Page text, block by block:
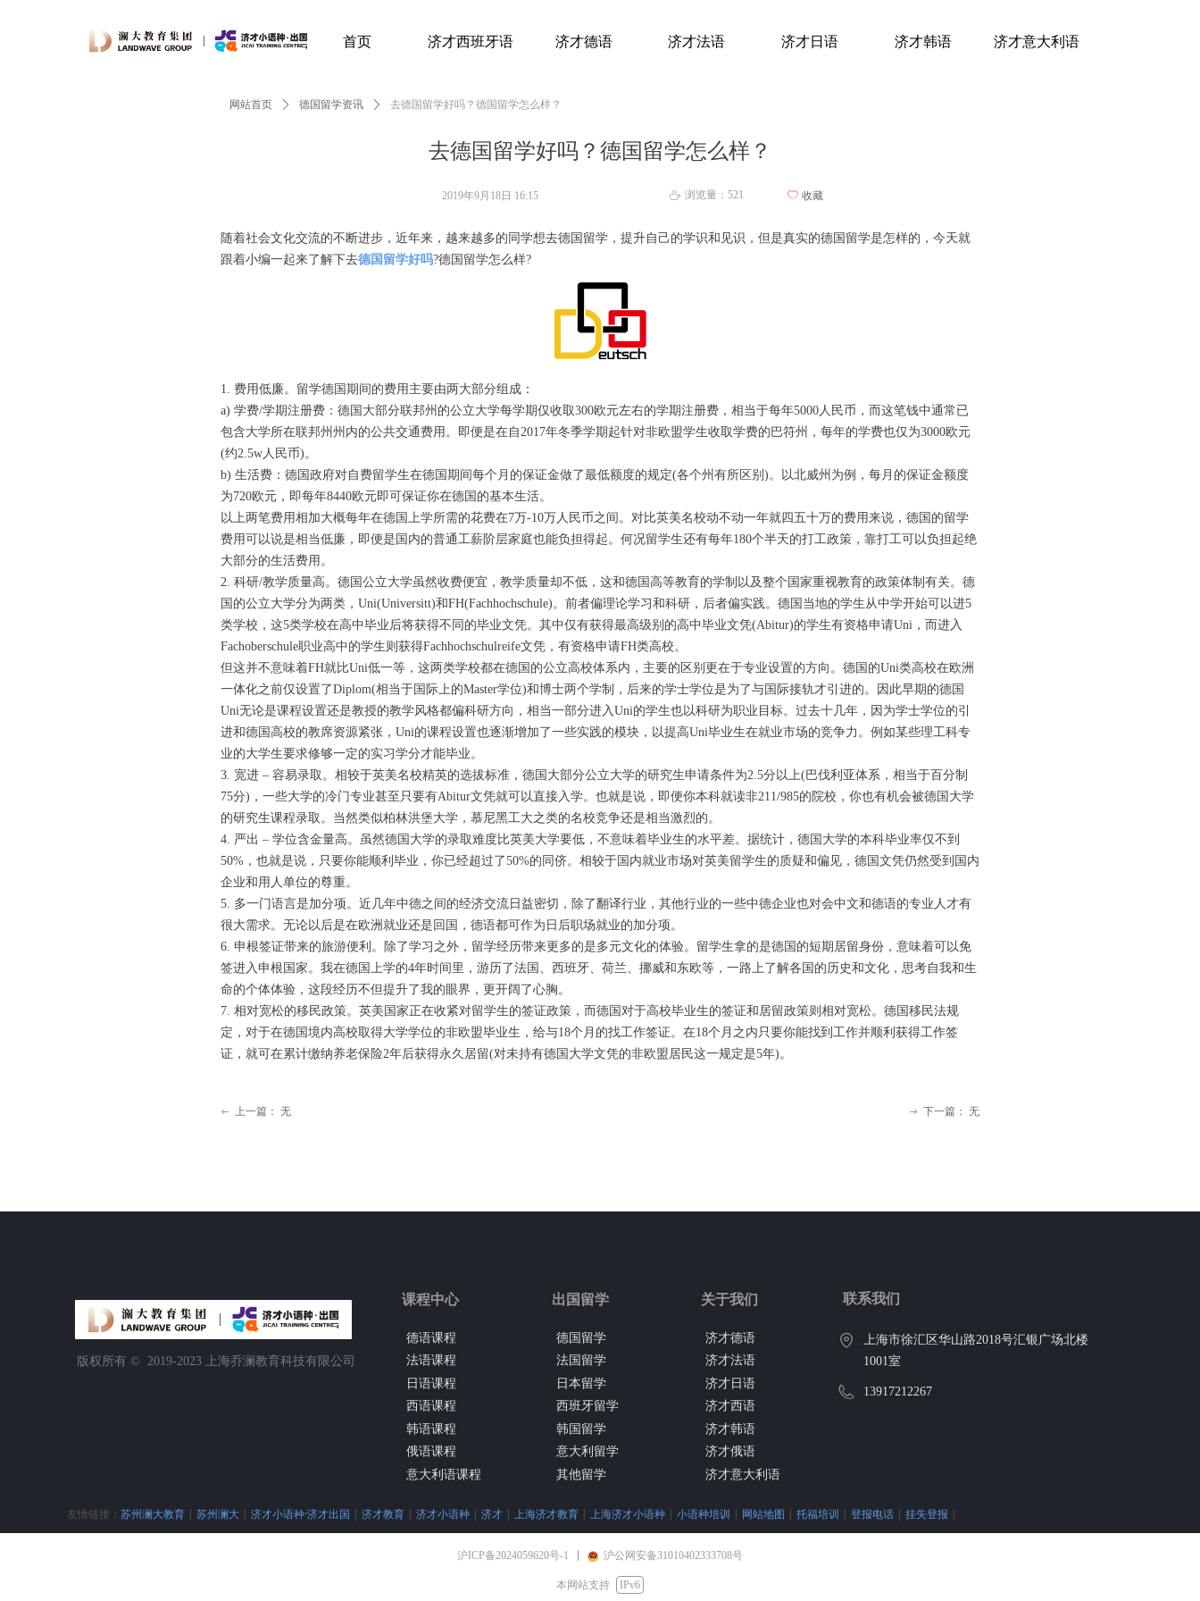
首页 济才西班牙语 济才德语 济才法语 济才日语 济才韩语 济才意大利语
去德国留学好吗？德国留学怎么样？
网站首页 ꄲ 德国留学资讯 ꄲ 去德国留学好吗？德国留学怎么样？
随着社会文化交流的不断进步，近年来，越来越多的同学想去德国留学，提升自己的学识和见识，但是真实的德国留学是怎样的，今天就
跟着小编一起来了解下去德国留学好吗?德国留学怎么样?
1. 费用低廉。留学德国期间的费用主要由两大部分组成：
a) 学费/学期注册费：德国大部分联邦州的公立大学每学期仅收取300欧元左右的学期注册费，相当于每年5000人民币，而这笔钱中通常已
包含大学所在联邦州州内的公共交通费用。即便是在自2017年冬季学期起针对非欧盟学生收取学费的巴符州，每年的学费也仅为3000欧元
(约2.5w人民币)。
b) 生活费：德国政府对自费留学生在德国期间每个月的保证金做了最低额度的规定(各个州有所区别)。以北威州为例，每月的保证金额度
为720欧元，即每年8440欧元即可保证你在德国的基本生活。
以上两笔费用相加大概每年在德国上学所需的花费在7万-10万人民币之间。对比英美名校动不动一年就四五十万的费用来说，德国的留学
费用可以说是相当低廉，即便是国内的普通工薪阶层家庭也能负担得起。何况留学生还有每年180个半天的打工政策，靠打工可以负担起绝
大部分的生活费用。
2. 科研/教学质量高。德国公立大学虽然收费便宜，教学质量却不低，这和德国高等教育的学制以及整个国家重视教育的政策体制有关。德
国的公立大学分为两类，Uni(Universitt)和FH(Fachhochschule)。前者偏理论学习和科研，后者偏实践。德国当地的学生从中学开始可以进5
类学校，这5类学校在高中毕业后将获得不同的毕业文凭。其中仅有获得最高级别的高中毕业文凭(Abitur)的学生有资格申请Uni，而进入
Fachoberschule职业高中的学生则获得Fachhochschulreife文凭，有资格申请FH类高校。
但这并不意味着FH就比Uni低一等，这两类学校都在德国的公立高校体系内，主要的区别更在于专业设置的方向。德国的Uni类高校在欧洲
一体化之前仅设置了Diplom(相当于国际上的Master学位)和博士两个学制，后来的学士学位是为了与国际接轨才引进的。因此早期的德国
Uni无论是课程设置还是教授的教学风格都偏科研方向，相当一部分进入Uni的学生也以科研为职业目标。过去十几年，因为学士学位的引
进和德国高校的教席资源紧张，Uni的课程设置也逐渐增加了一些实践的模块，以提高Uni毕业生在就业市场的竞争力。例如某些理工科专
业的大学生要求修够一定的实习学分才能毕业。
3. 宽进 – 容易录取。相较于英美名校精英的选拔标准，德国大部分公立大学的研究生申请条件为2.5分以上(巴伐利亚体系，相当于百分制
75分)，一些大学的冷门专业甚至只要有Abitur文凭就可以直接入学。也就是说，即便你本科就读非211/985的院校，你也有机会被德国大学
的研究生课程录取。当然类似柏林洪堡大学，慕尼黑工大之类的名校竞争还是相当激烈的。
4. 严出 – 学位含金量高。虽然德国大学的录取难度比英美大学要低，不意味着毕业生的水平差。据统计，德国大学的本科毕业率仅不到
50%，也就是说，只要你能顺利毕业，你已经超过了50%的同侪。相较于国内就业市场对英美留学生的质疑和偏见，德国文凭仍然受到国内
企业和用人单位的尊重。
5. 多一门语言是加分项。近几年中德之间的经济交流日益密切，除了翻译行业，其他行业的一些中德企业也对会中文和德语的专业人才有
很大需求。无论以后是在欧洲就业还是回国，德语都可作为日后职场就业的加分项。
6. 申根签证带来的旅游便利。除了学习之外，留学经历带来更多的是多元文化的体验。留学生拿的是德国的短期居留身份，意味着可以免
签进入申根国家。我在德国上学的4年时间里，游历了法国、西班牙、荷兰、挪威和东欧等，一路上了解各国的历史和文化，思考自我和生
命的个体体验，这段经历不但提升了我的眼界，更开阔了心胸。
7. 相对宽松的移民政策。英美国家正在收紧对留学生的签证政策，而德国对于高校毕业生的签证和居留政策则相对宽松。德国移民法规
定，对于在德国境内高校取得大学学位的非欧盟毕业生，给与18个月的找工作签证。在18个月之内只要你能找到工作并顺利获得工作签
证，就可在累计缴纳养老保险2年后获得永久居留(对未持有德国大学文凭的非欧盟居民这一规定是5年)。
2019年9月18日 16:15 ꄘ 浏览量： 521 ꄀ 收藏
ꂃ 上一篇： 无 ꁹ 下一篇： 无
版权所有 ©  2019-2023 上海乔澜教育科技有限公司
课程中心
德语课程
法语课程
日语课程
西语课程
韩语课程
俄语课程
意大利语课程
德国留学
法国留学
日本留学
西班牙留学
韩国留学
意大利留学
其他留学
出国留学
济才德语
济才法语
济才日语
济才西语
济才韩语
济才俄语
济才意大利语
关于我们 联系我们
上海市徐汇区华山路2018号汇银广场北楼
1001室
13917212267
友情链接： 苏州澜大教育 | 苏州澜大 | 济才小语种·济才出国 | 济才教育 | 济才小语种 | 济才 | 上海济才教育 | 上海济才小语种 | 小语种培训 | 网站地图 | 托福培训 | 登报电话 | 挂失登报 |
沪ICP备2024059620号-1 沪公网安备31010402333708号
本网站支持 IPv6